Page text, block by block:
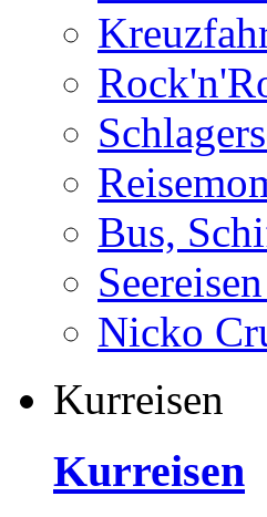
Bus,
Nicko
Kurreisen
Kurreisen